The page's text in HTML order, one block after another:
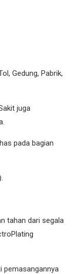
Gedung, Pabrik,
juga
pada bagian
tahan dari segala
pemasangannya